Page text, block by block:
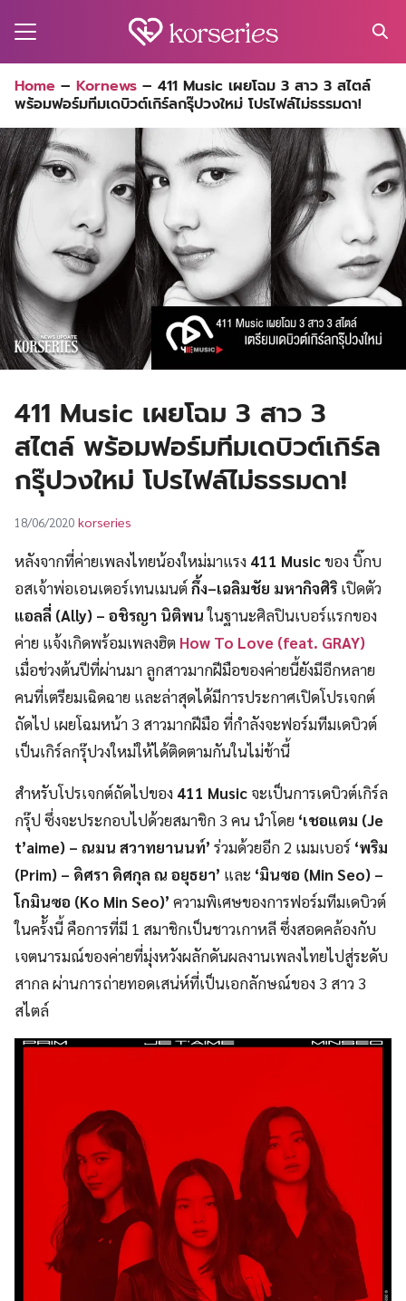
for:
Home – Kornews – 411 Music เผยโฉม 3 สาว 3 สไตล์
พร้อมฟอร์มทีมเดบิวต์เกิร์ลกรุ๊ปวงใหม่ โปรไฟล์ไม่ธรรมดา!
411 Music เผยโฉม 3 สาว 3
สไตล์ พร้อมฟอร์มทีมเดบิวต์เกิร์ล
กรุ๊ปวงใหม่ โปรไฟล์ไม่ธรรมดา!
18/06/2020 korseries
หลังจากที่ค่ายเพลงไทยน้องใหม่มาแรง 411 Musicของ บิ๊กบ
อสเจ้าพ่อเอนเตอร์เทนเมนต์กึ้ง–เฉลิมชัย มหากิจศิริ เปิดตัว
แอลลี่ (Ally) – อชิรญา นิติพนในฐานะศิลปินเบอร์แรกของ
ค่าย แจ้งเกิดพร้อมเพลงฮิต How To Love (feat. GRAY)
เมื่อช่วงต้นปีที่ผ่านมา ลูกสาวมากฝีมือของค่ายนี้ยังมีอีกหลาย
คนที่เตรียมเฉิดฉาย และล่าสุดได้มีการประกาศเปิดโปรเจกต์
ถัดไป เผยโฉมหน้า 3 สาวมากฝีมือ ที่กำลังจะฟอร์มทีมเดบิวต์
เป็นเกิร์ลกรุ๊ปวงใหม่ให้ได้ติดตามกันในไม่ช้านี้
สำหรับโปรเจกต์ถัดไปของ 411 Music จะเป็นการเดบิวต์เกิร์ล
กรุ๊ป ซึ่งจะประกอบไปด้วยสมาชิก 3 คน นำโดย ‘เชอแตม (Je
t’aime) – ณมน สวาทยานนท์’ ร่วมด้วยอีก 2 เมมเบอร์ ‘พริม
(Prim) – ดิศรา ดิศกุล ณ อยุธยา’ และ ‘มินซอ (Min Seo) –
โกมินซอ (Ko Min Seo)’ ความพิเศษของการฟอร์มทีมเดบิวต์
ในคร้ังนี้ คือการที่มี 1 สมาชิกเป็นชาวเกาหลี ซึ่งสอดคล้องกับ
เจตนารมณ์ของค่ายที่มุ่งหวังผลักดันผลงานเพลงไทยไปสู่ระดับ
สากล ผ่านการถ่ายทอดเสน่ห์ที่เป็นเอกลักษณ์ของ 3 สาว 3
สไตล์